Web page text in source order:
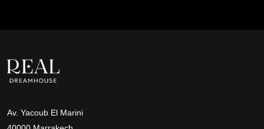
Av. Yacoub El Marini